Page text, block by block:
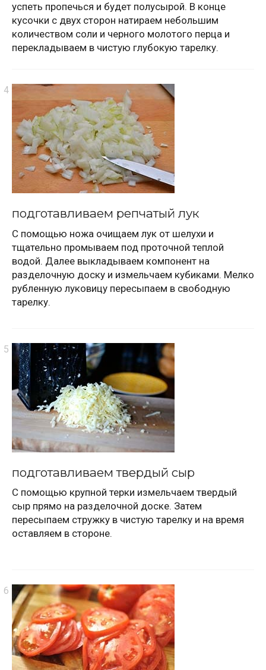
успеть пропечься и будет полусырой. В конце
кусочки с двух сторон натираем небольшим
количеством соли и черного молотого перца и
перекладываем в чистую глубокую тарелку.
подготавливаем репчатый лук
С помощью ножа очищаем лук от шелухи и
тщательно промываем под проточной теплой
водой. Далее выкладываем компонент на
разделочную доску и измельчаем кубиками. Мелко
рубленную луковицу пересыпаем в свободную
тарелку.
подготавливаем твердый сыр
С помощью крупной терки измельчаем твердый
сыр прямо на разделочной доске. Затем
пересыпаем стружку в чистую тарелку и на время
оставляем в стороне.